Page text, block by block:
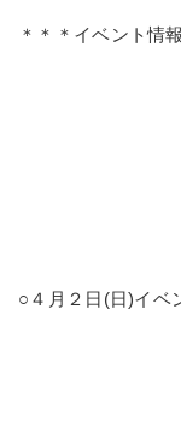
＊＊＊イベント情
○４月２日(日)イベ